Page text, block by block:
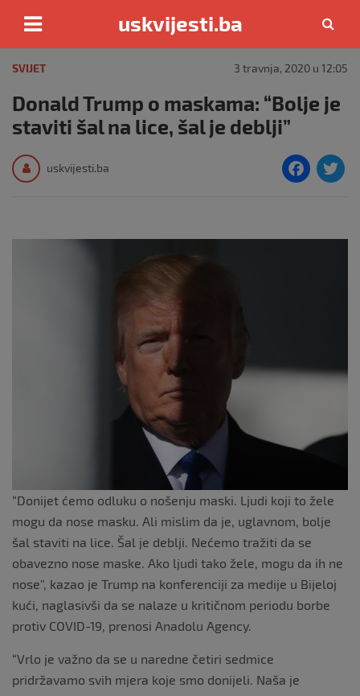
content
uskvijesti.ba
SVIJET 3 travnja, 2020 u 12:05
Donald Trump o maskama: “Bolje je
staviti šal na lice, šal je deblji”
uskvijesti.ba
F
e
“Donijet ćemo odluku o nošenju maski. Ljudi koji to žele
mogu da nose masku. Ali mislim da je, uglavnom, bolje
šal staviti na lice. Šal je deblji. Nećemo tražiti da se
obavezno nose maske. Ako ljudi tako žele, mogu da ih ne
nose”, kazao je Trump na konferenciji za medije u Bijeloj
kući, naglasivši da se nalaze u kritičnom periodu borbe
protiv COVID-19, prenosi Anadolu Agency.
“Vrlo je važno da se u naredne četiri sedmice
pridržavamo svih mjera koje smo donijeli. Naša je